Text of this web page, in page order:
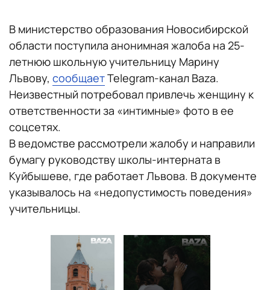
В министерство образования Новосибирской
области поступила анонимная жалоба на 25-
летнюю школьную учительницу Марину
Львову, сообщаетTelegram-канал Baza.
Неизвестный потребовал привлечь женщину к
ответственности за «интимные» фото в ее
соцсетях.
В ведомстве рассмотрели жалобу и направили
бумагу руководству школы-интерната в
Куйбышеве, где работает Львова. В документе
указывалось на «недопустимость поведения»
учительницы.